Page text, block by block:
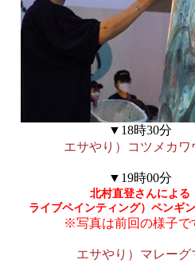
▼18時30分
エサやり）コツメカワ
▼19時00分
北村直登さんによる
ライブペインティング）ペンギ
※写真は前回の様子で
エサやり）マレーグ